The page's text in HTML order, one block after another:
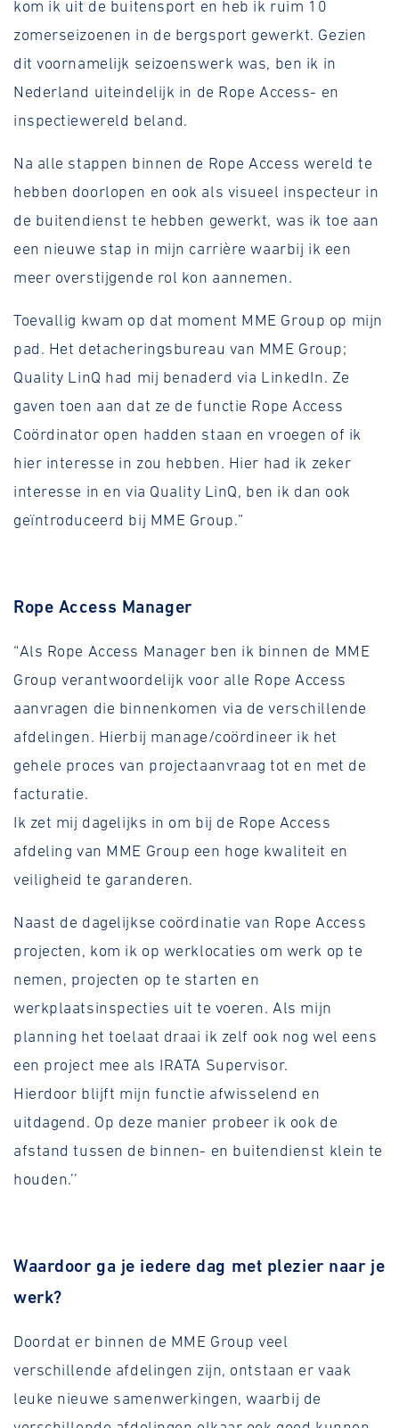
kom ik uit de buitensport en heb ik ruim 10
zomerseizoenen in de bergsport gewerkt. Gezien
dit voornamelijk seizoenswerk was, ben ik in
Nederland uiteindelijk in de Rope Access- en
inspectiewereld beland.
Na alle stappen binnen de Rope Access wereld te
hebben doorlopen en ook als visueel inspecteur in
de buitendienst te hebben gewerkt, was ik toe aan
een nieuwe stap in mijn carrière waarbij ik een
meer overstijgende rol kon aannemen.
Toevallig kwam op dat moment MME Group op mijn
pad. Het detacheringsbureau van MME Group;
Quality LinQ had mij benaderd via LinkedIn. Ze
gaven toen aan dat ze de functie Rope Access
Coördinator open hadden staan en vroegen of ik
hier interesse in zou hebben. Hier had ik zeker
interesse in en via Quality LinQ, ben ik dan ook
geïntroduceerd bij MME Group.”
Rope Access Manager
“Als Rope Access Manager ben ik binnen de MME
Group verantwoordelijk voor alle Rope Access
aanvragen die binnenkomen via de verschillende
afdelingen. Hierbij manage/coördineer ik het
gehele proces van projectaanvraag tot en met de
facturatie.
Ik zet mij dagelijks in om bij de Rope Access
afdeling van MME Group een hoge kwaliteit en
veiligheid te garanderen.
Naast de dagelijkse coördinatie van Rope Access
projecten, kom ik op werklocaties om werk op te
nemen, projecten op te starten en
werkplaatsinspecties uit te voeren. Als mijn
planning het toelaat draai ik zelf ook nog wel eens
een project mee als IRATA Supervisor.
Hierdoor blijft mijn functie afwisselend en
uitdagend. Op deze manier probeer ik ook de
afstand tussen de binnen- en buitendienst klein te
houden.’’
Waardoor ga je iedere dag met plezier naar je
werk?
Doordat er binnen de MME Group veel
verschillende afdelingen zijn, ontstaan er vaak
leuke nieuwe samenwerkingen, waarbij de